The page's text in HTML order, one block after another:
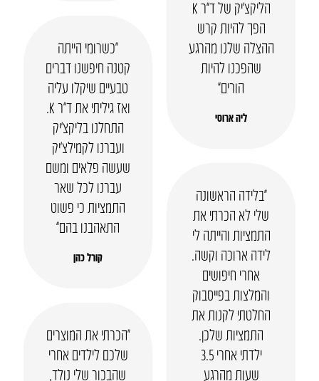
הליקצ’יק של ד”ר K
הפך להיות קרש
ההצלה שלנו מהרגע
שהפכנו להיות
הורים”
ליה ארוסי
“כשרומי הייתה
קטנה חיפשנו דברים
טבעיים שיקלו עליה
התחלנו בליקצ’יק
ועברנו לקמילצ’יק
שעשה פלאים ומשם
עברנו לכל שאר
התמציות כי פשוט
התאהבנו בהם”
קורל כהן
“בלידה הראשונה
שלי לא הכרתי את
התמציות והייתה לי
לידה ארוכה וקשה.
אחרי חיפושים
והמלצות בפייסבוק
החלטתי לקנות את
התמציות שלכן.
ילדתי אחרי 3.5
שעות מהרגע
“הכרתי את המוצרים
שלכם לילדים אחרי
שהבכור שלי נולד,